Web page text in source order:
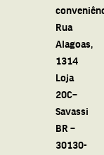
Rua
Alagoas,
1314
Loja
20C–
Savassi
BR –
30130-